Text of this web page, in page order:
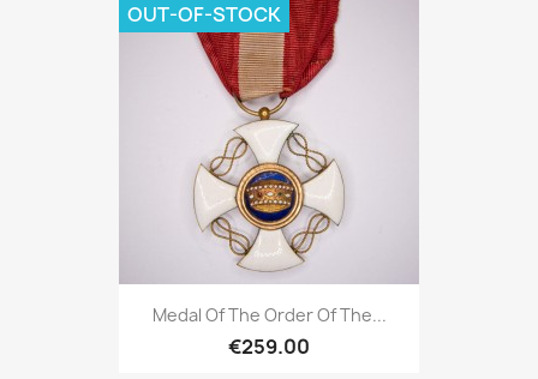
Medal Of The Order Of The...
€259.00
OUT-OF-STOCK